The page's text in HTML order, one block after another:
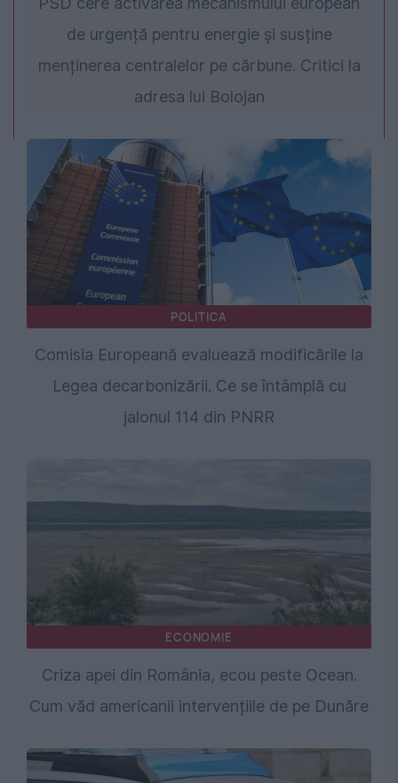
de urgență pentru energie și susține
menținerea centralelor pe cărbune. Critici la
adresa lui Bolojan
POLITICA
Comisia Europeană evaluează modificările la
Legea decarbonizării. Ce se întâmplă cu
jalonul 114 din PNRR
ECONOMIE
Criza apei din România, ecou peste Ocean.
Cum văd americanii intervențiile de pe Dunăre